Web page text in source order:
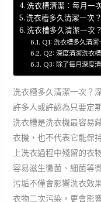
洗衣槽清潔：每月一
洗衣槽多久清潔一次
洗衣槽多久清潔一次
Q1: 洗衣槽多久清潔
Q2: 深度清潔洗衣
Q3: 除了每月深度
洗衣槽多久清潔一次？
許多人或許認為只要定
洗衣槽是洗衣機最容易
衣機，也不代表它能保
上洗衣過程中殘留的衣
容易滋生黴菌、細菌等
污垢不僅會影響洗衣效
衣物二次污染，更會影